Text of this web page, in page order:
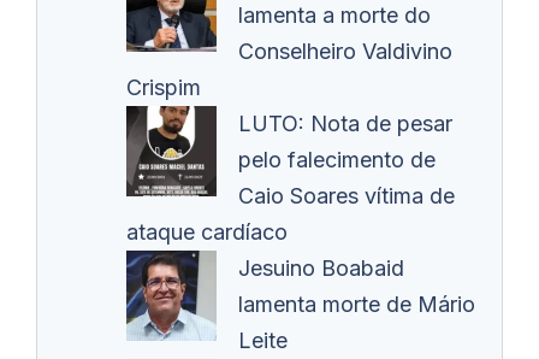
lamenta a morte do
Conselheiro Valdivino
Crispim
LUTO: Nota de pesar
pelo falecimento de
Caio Soares vítima de
ataque cardíaco
Jesuino Boabaid
lamenta morte de Mário
Leite